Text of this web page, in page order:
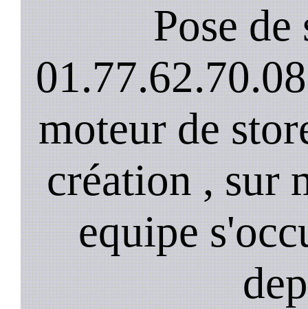
Pose de
moteur de
création , sur
equipe